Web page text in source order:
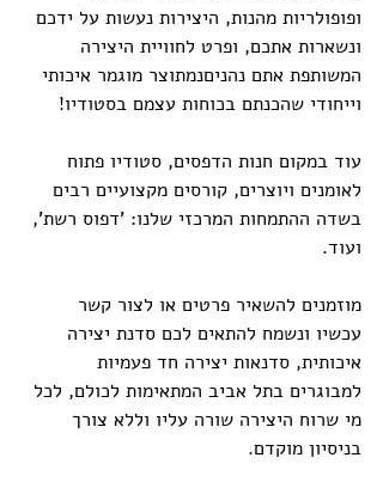
ופופולריות מהנות, היצירות נעשות על ידכם
ונשארות אתכם, ופרט לחוויית היצירה
המשותפת אתם נהניםנמתוצר מוגמר איכותי
וייחודי שהכנתם בכוחות עצמם בסטודיו!
עוד במקום חנות הדפסים, סטודיו פתוח
לאומנים ויוצרים, קורסים מקצועיים רבים
בשדה ההתמחות המרכזי שלנו: 'דפוס רשת',
ועוד.
מוזמנים להשאיר פרטים או לצור קשר
עכשיו ונשמח להתאים לכם סדנת יצירה
איכותית, סדנאות יצירה חד פעמיות
למבוגרים בתל אביב המתאימות לכולם, לכל
מי שרוח היצירה שורה עליו וללא צורך
בניסיון מוקדם.